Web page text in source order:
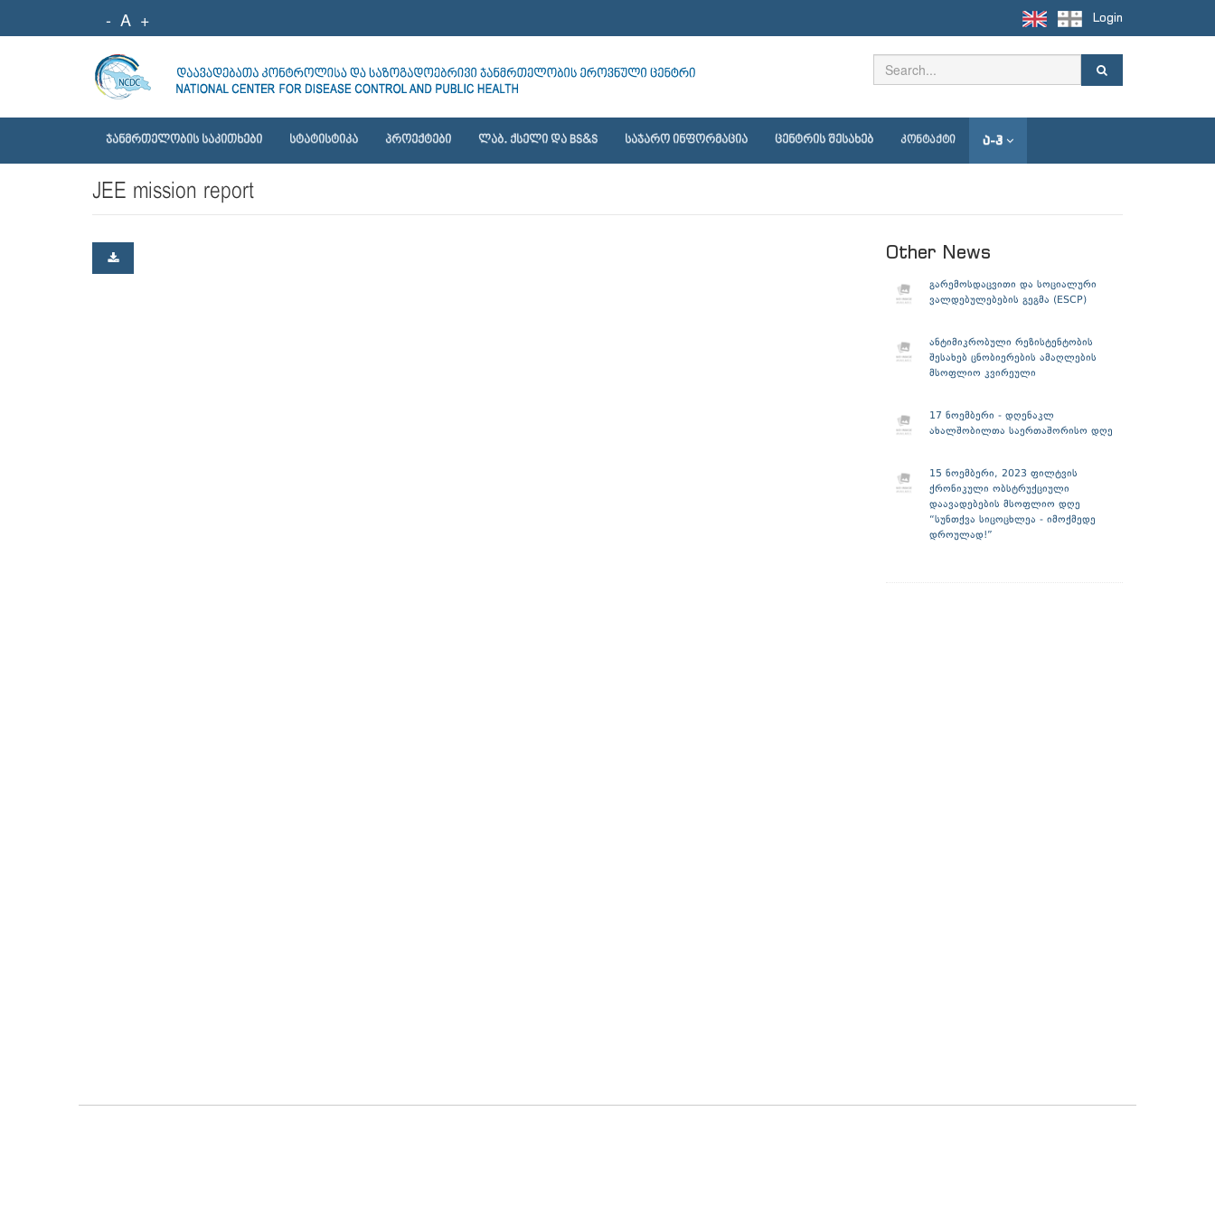
- A + Login
ᲯᲐᲜᲛᲠᲗᲔᲚᲝᲑᲘᲡ ᲡᲐᲙᲘᲗᲮᲔᲑᲘ ᲡᲢᲐᲢᲘᲡᲢᲘᲙᲐ ᲞᲠᲝᲔᲥᲢᲔᲑᲘ ᲚᲐᲑ. ᲥᲡᲔᲚᲘ ᲓᲐ BS&S ᲡᲐᲯᲐᲠᲝ ᲘᲜᲤᲝᲠᲛᲐᲪᲘᲐ ᲪᲔᲜᲢᲠᲘᲡ ᲨᲔᲡᲐᲮᲔᲑ ᲙᲝᲜᲢᲐᲥᲢᲘ Ა-Ჰ
JEE mission report
Other News
გარემოსდაცვითი და სოციალური
ვალდებულებების გეგმა (ESCP)
ანტიმიკრობული რეზისტენტობის
შესახებ ცნობიერების ამაღლების
მსოფლიო კვირეული
17 ნოემბერი - დღენაკლ
ახალშობილთა საერთაშორისო დღე
15 ნოემბერი, 2023 ფილტვის
ქრონიკული ობსტრუქციული
დაავადებების მსოფლიო დღე
“სუნთქვა სიცოცხლეა - იმოქმედე
დროულად!”